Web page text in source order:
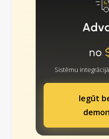
no
Sistēmu
Iegūt